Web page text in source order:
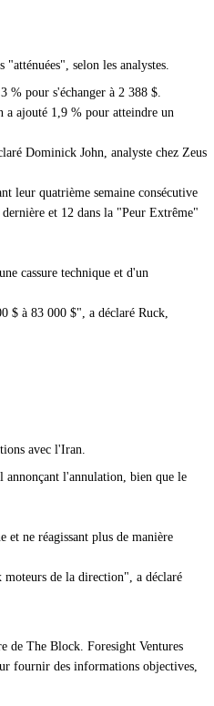
selon les analystes.
% pour s'échanger à 2 388 $.
a ajouté 1,9 % pour atteindre un
Dominick John, analyste chez Zeus
leur quatrième semaine consécutive
et 12 dans la "Peur Extrême"
cassure technique et d'un
$ à 83 000 $", a déclaré Ruck,
avec l'Iran.
annonçant l'annulation, bien que le
et ne réagissant plus de manière
moteurs de la direction", a déclaré
de The Block. Foresight Ventures
fournir des informations objectives,